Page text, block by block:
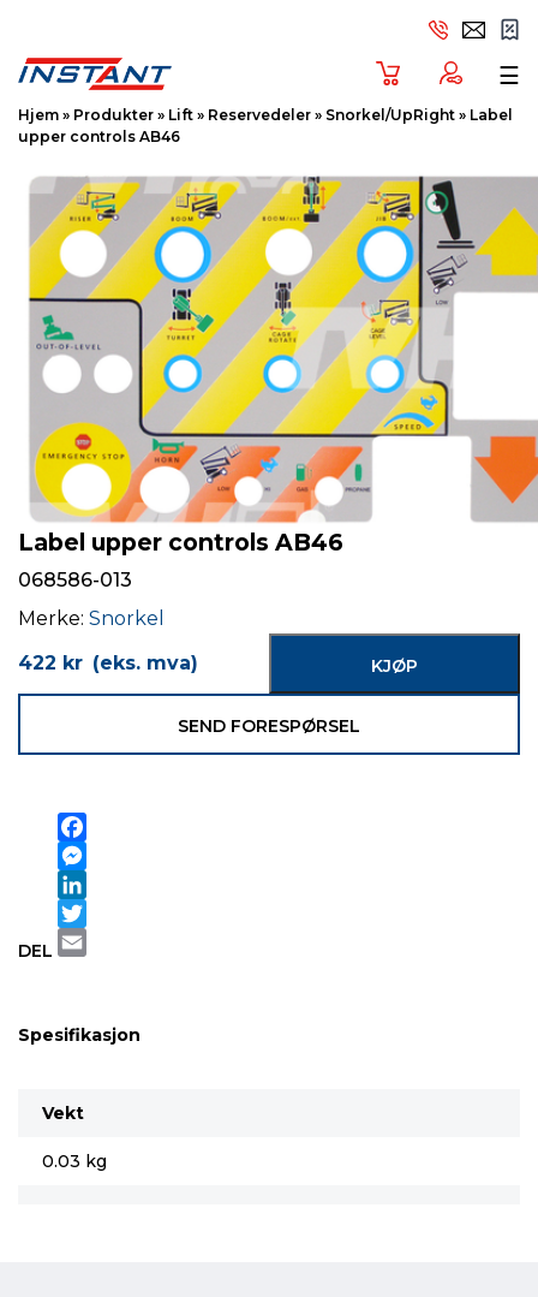
☰
Hjem » Produkter » Lift » Reservedeler » Snorkel/UpRight » Label
upper controls AB46
Label upper controls AB46
068586-013
Merke: Snorkel
KJØP
422 kr (eks. mva)
SEND FORESPØRSEL
DEL
Facebook
Messenger
LinkedIn
Twitter
Email
Spesifikasjon
Vekt
0.03 kg